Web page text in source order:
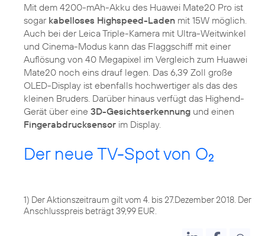
Mit dem 4200-mAh-Akku des Huawei Mate20 Pro ist
sogar kabelloses Highspeed-Laden mit 15W möglich.
Auch bei der Leica Triple-Kamera mit Ultra-Weitwinkel
und Cinema-Modus kann das Flaggschiff mit einer
Auflösung von 40 Megapixel im Vergleich zum Huawei
Mate20 noch eins drauf legen. Das 6,39 Zoll große
OLED-Display ist ebenfalls hochwertiger als das des
kleinen Bruders. Darüber hinaus verfügt das Highend-
Gerät über eine 3D-Gesichtserkennung und einen
Fingerabdrucksensor im Display.
Der neue TV-Spot von O2
1) Der Aktionszeitraum gilt vom 4. bis 27.Dezember 2018. Der
Anschlusspreis beträgt 39,99 EUR.